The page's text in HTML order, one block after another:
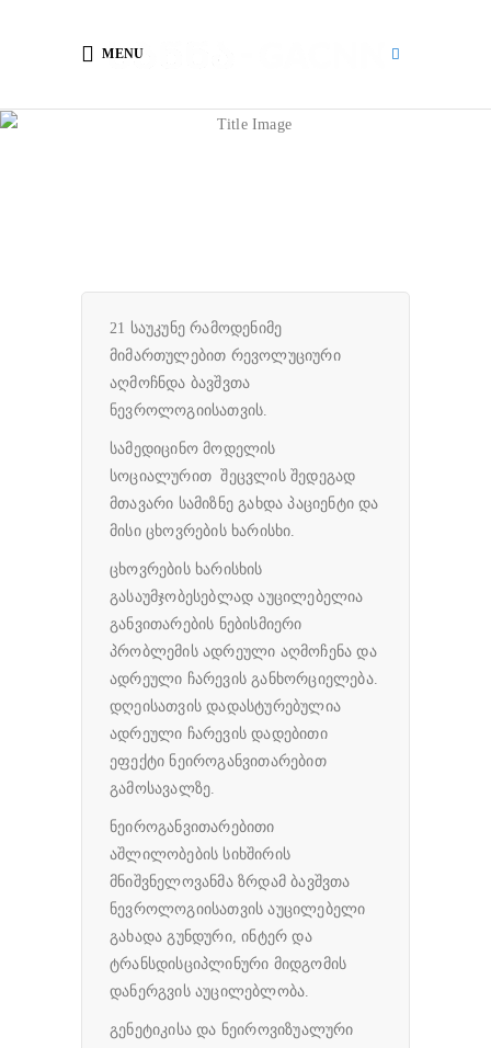
MENU
პრეზიდენტის
21 საუკუნე რამოდენიმე
მიმართულებით რევოლუციური
აღმოჩნდა ბავშვთა
ნევროლოგიისათვის.
სამედიცინო მოდელის
სოციალურით შეცვლის შედეგად
მთავარი სამიზნე გახდა პაციენტი და
მისი ცხოვრების ხარისხი.
ცხოვრების ხარისხის
გასაუმჯობესებლად აუცილებელია
განვითარების ნებისმიერი
პრობლემის ადრეული აღმოჩენა და
ადრეული ჩარევის განხორციელება.
დღეისათვის დადასტურებულია
ადრეული ჩარევის დადებითი
ეფექტი ნეიროგანვითარებით
გამოსავალზე.
ნეიროგანვითარებითი
აშლილობების სიხშირის
მნიშვნელოვანმა ზრდამ ბავშვთა
ნევროლოგიისათვის აუცილებელი
გახადა გუნდური, ინტერ და
ტრანსდისციპლინური მიდგომის
დანერგვის აუცილებლობა.
გენეტიკისა და ნეიროვიზუალური